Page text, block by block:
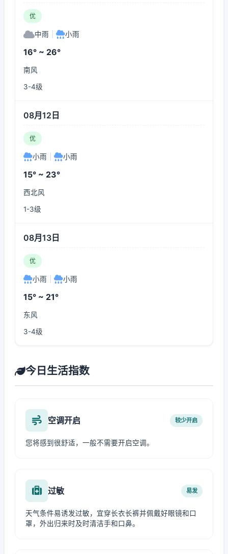
优
中雨 小雨
16° ~ 26°
南风
3-4级
08月12日
优
小雨 小雨
15° ~ 23°
西北风
1-3级
08月13日
优
小雨 小雨
15° ~ 21°
东风
3-4级
今日生活指数
空调开启 较少开启
您将感到很舒适，一般不需要开启空调。
过敏 易发
天气条件易诱发过敏，宜穿长衣长裤并佩戴好眼镜和口
罩，外出归来时及时清洁手和口鼻。